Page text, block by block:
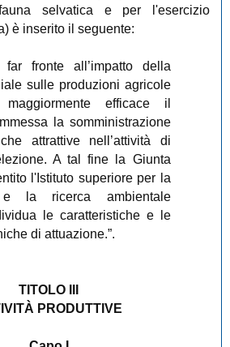
selvatica e per l'esercizio
è inserito il seguente:
fronte all’impatto della
sulle produzioni agricole
efficace il
la somministrazione
attrattive nell’attività di
A tal fine la Giunta
l'Istituto superiore per la
e la ricerca ambientale
le caratteristiche e le
di attuazione.”.
TITOLO III
PRODUTTIVE